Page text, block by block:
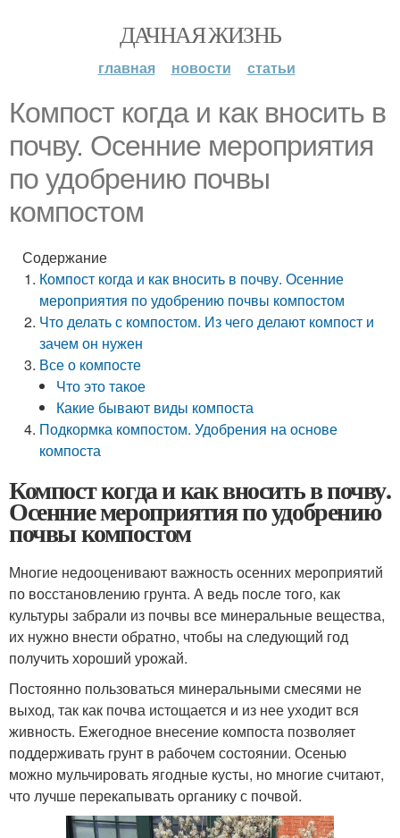
ДАЧНАЯ ЖИЗНЬ
главная новости статьи
Компост когда и как вносить в
почву. Осенние мероприятия
по удобрению почвы
компостом
Содержание
Компост когда и как вносить в почву. Осенние
мероприятия по удобрению почвы компостом
Что делать с компостом. Из чего делают компост и
зачем он нужен
Все о компосте
Что это такое
Какие бывают виды компоста
Подкормка компостом. Удобрения на основе
компоста
Компост когда и как вносить в почву.
Осенние мероприятия по удобрению
почвы компостом
Многие недооценивают важность осенних мероприятий
по восстановлению грунта. А ведь после того, как
культуры забрали из почвы все минеральные вещества,
их нужно внести обратно, чтобы на следующий год
получить хороший урожай.
Постоянно пользоваться минеральными смесями не
выход, так как почва истощается и из нее уходит вся
живность. Ежегодное внесение компоста позволяет
поддерживать грунт в рабочем состоянии. Осенью
можно мульчировать ягодные кусты, но многие считают,
что лучше перекапывать органику с почвой.